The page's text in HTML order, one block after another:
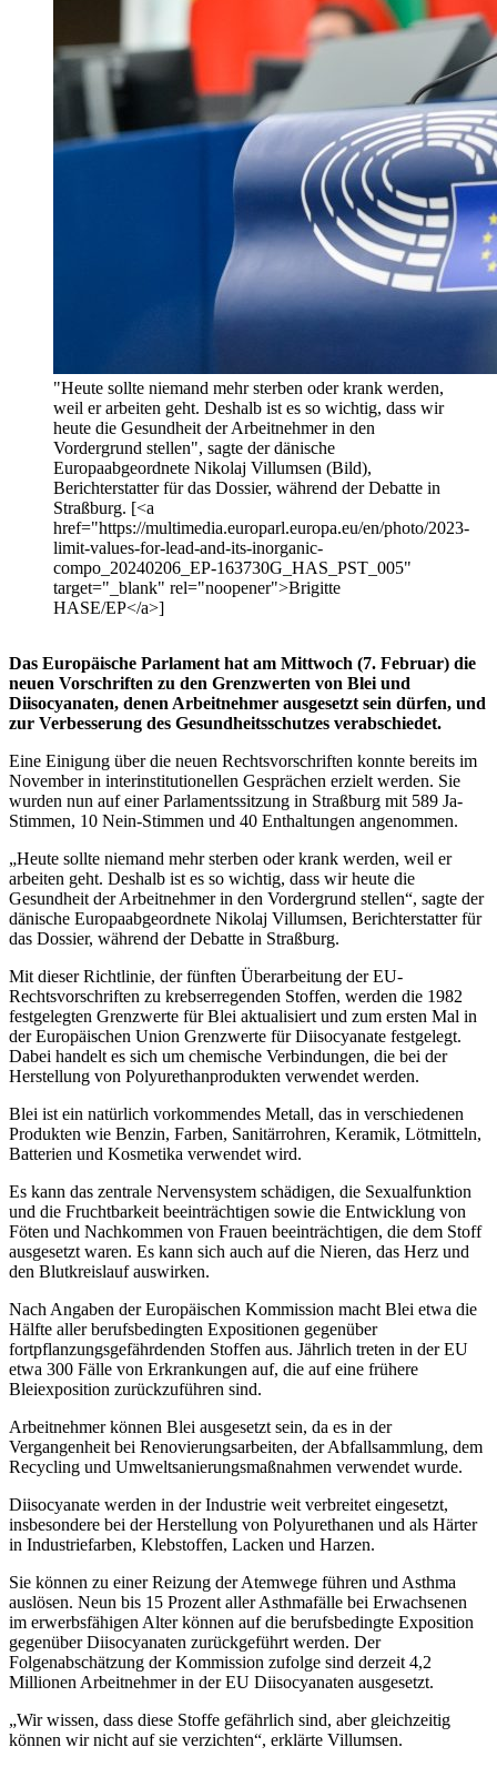
"Heute sollte niemand mehr sterben oder krank werden,
weil er arbeiten geht. Deshalb ist es so wichtig, dass wir
heute die Gesundheit der Arbeitnehmer in den
Vordergrund stellen", sagte der dänische
Europaabgeordnete Nikolaj Villumsen (Bild),
Berichterstatter für das Dossier, während der Debatte in
Straßburg. [<a
href="https://multimedia.europarl.europa.eu/en/photo/2023-
limit-values-for-lead-and-its-inorganic-
compo_20240206_EP-163730G_HAS_PST_005"
target="_blank" rel="noopener">Brigitte
HASE/EP</a>]
Das Europäische Parlament hat am Mittwoch (7. Februar) die
neuen Vorschriften zu den Grenzwerten von Blei und
Diisocyanaten, denen Arbeitnehmer ausgesetzt sein dürfen, und
zur Verbesserung des Gesundheitsschutzes verabschiedet.
Eine Einigung über die neuen Rechtsvorschriften konnte bereits im
November in interinstitutionellen Gesprächen erzielt werden. Sie
wurden nun auf einer Parlamentssitzung in Straßburg mit 589 Ja-
Stimmen, 10 Nein-Stimmen und 40 Enthaltungen angenommen.
„Heute sollte niemand mehr sterben oder krank werden, weil er
arbeiten geht. Deshalb ist es so wichtig, dass wir heute die
Gesundheit der Arbeitnehmer in den Vordergrund stellen“, sagte der
dänische Europaabgeordnete Nikolaj Villumsen, Berichterstatter für
das Dossier, während der Debatte in Straßburg.
Mit dieser Richtlinie, der fünften Überarbeitung der EU-
Rechtsvorschriften zu krebserregenden Stoffen, werden die 1982
festgelegten Grenzwerte für Blei aktualisiert und zum ersten Mal in
der Europäischen Union Grenzwerte für Diisocyanate festgelegt.
Dabei handelt es sich um chemische Verbindungen, die bei der
Herstellung von Polyurethanprodukten verwendet werden.
Blei ist ein natürlich vorkommendes Metall, das in verschiedenen
Produkten wie Benzin, Farben, Sanitärrohren, Keramik, Lötmitteln,
Batterien und Kosmetika verwendet wird.
Es kann das zentrale Nervensystem schädigen, die Sexualfunktion
und die Fruchtbarkeit beeinträchtigen sowie die Entwicklung von
Föten und Nachkommen von Frauen beeinträchtigen, die dem Stoff
ausgesetzt waren. Es kann sich auch auf die Nieren, das Herz und
den Blutkreislauf auswirken.
Nach Angaben der Europäischen Kommission macht Blei etwa die
Hälfte aller berufsbedingten Expositionen gegenüber
fortpflanzungsgefährdenden Stoffen aus. Jährlich treten in der EU
etwa 300 Fälle von Erkrankungen auf, die auf eine frühere
Bleiexposition zurückzuführen sind.
Arbeitnehmer können Blei ausgesetzt sein, da es in der
Vergangenheit bei Renovierungsarbeiten, der Abfallsammlung, dem
Recycling und Umweltsanierungsmaßnahmen verwendet wurde.
Diisocyanate werden in der Industrie weit verbreitet eingesetzt,
insbesondere bei der Herstellung von Polyurethanen und als Härter
in Industriefarben, Klebstoffen, Lacken und Harzen.
Sie können zu einer Reizung der Atemwege führen und Asthma
auslösen. Neun bis 15 Prozent aller Asthmafälle bei Erwachsenen
im erwerbsfähigen Alter können auf die berufsbedingte Exposition
gegenüber Diisocyanaten zurückgeführt werden. Der
Folgenabschätzung der Kommission zufolge sind derzeit 4,2
Millionen Arbeitnehmer in der EU Diisocyanaten ausgesetzt.
„Wir wissen, dass diese Stoffe gefährlich sind, aber gleichzeitig
können wir nicht auf sie verzichten“, erklärte Villumsen.